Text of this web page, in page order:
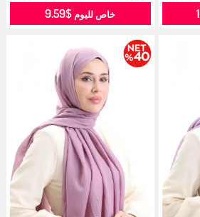
خاص لليوم $9.59